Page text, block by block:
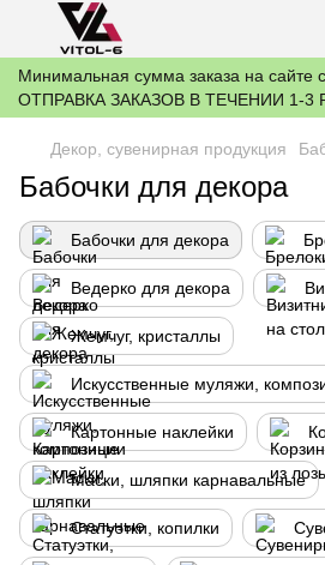
Минимальная сумма заказа на сайте
ОТПРАВКА ЗАКАЗОВ В ТЕЧЕНИИ 1-3
Декор, сувенирная продукция
Бабочки для декора
Бабочки для декора
Ведерко для декора
Жемчуг, кристаллы
Искусственные муляжи,
Картонные наклейки
Маски, шляпки карнавальные
Статуэтки, копилки